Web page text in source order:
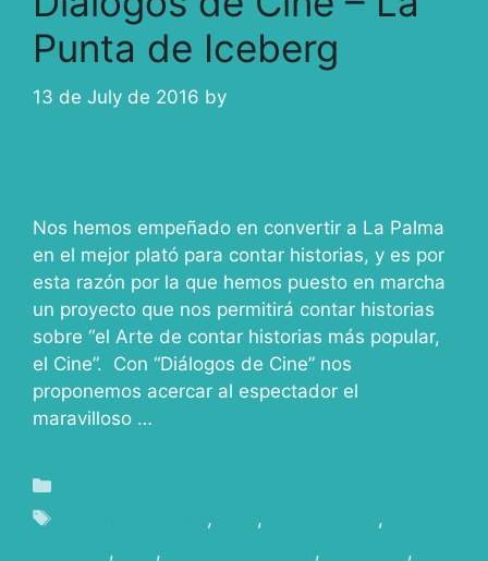
Punta de Iceberg
13 de July de 2016 by
Nos hemos empeñado en convertir a La Palma
en el mejor plató para contar historias, y es por
esta razón por la que hemos puesto en marcha
un proyecto que nos permitirá contar historias
sobre “el Arte de contar historias más popular,
el Cine”. Con “Diálogos de Cine” nos
proponemos acercar al espectador el
maravilloso …
, , ,
, , , ,